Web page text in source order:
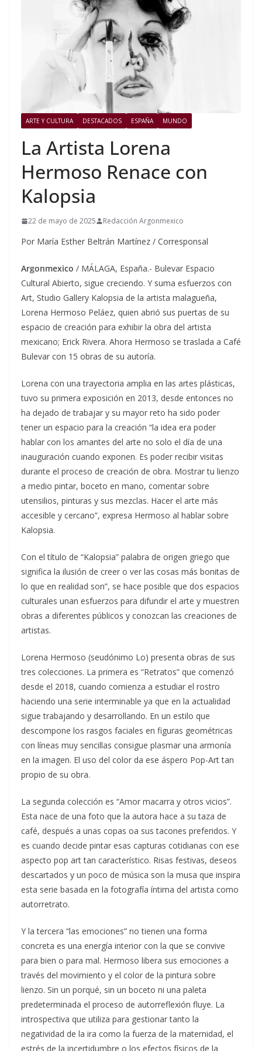
ARTE Y CULTURA DESTACADOS ESPAÑA MUNDO
La Artista Lorena
Hermoso Renace con
Kalopsia
22 de mayo de 2025 Redacción Argonmexico
Por María Esther Beltrán Martínez / Corresponsal
Argonmexico / MÁLAGA, España.- Bulevar Espacio
Cultural Abierto, sigue creciendo. Y suma esfuerzos con
Art, Studio Gallery Kalopsia de la artista malagueña,
Lorena Hermoso Peláez, quien abrió sus puertas de su
espacio de creación para exhibir la obra del artista
mexicano; Erick Rivera. Ahora Hermoso se traslada a Café
Bulevar con 15 obras de su autoría.
Lorena con una trayectoria amplia en las artes plásticas,
tuvo su primera exposición en 2013, desde entonces no
ha dejado de trabajar y su mayor reto ha sido poder
tener un espacio para la creación “la idea era poder
hablar con los amantes del arte no solo el día de una
inauguración cuando exponen. Es poder recibir visitas
durante el proceso de creación de obra. Mostrar tu lienzo
a medio pintar, boceto en mano, comentar sobre
utensilios, pinturas y sus mezclas. Hacer el arte más
accesible y cercano”, expresa Hermoso al hablar sobre
Kalopsia.
Con el título de “Kalopsia” palabra de origen griego que
significa la ilusión de creer o ver las cosas más bonitas de
lo que en realidad son”, se hace posible que dos espacios
culturales unan esfuerzos para difundir el arte y muestren
obras a diferentes públicos y conozcan las creaciones de
artistas.
Lorena Hermoso (seudónimo Lo) presenta obras de sus
tres colecciones. La primera es “Retratos” que comenzó
desde el 2018, cuando comienza a estudiar el rostro
haciendo una serie interminable ya que en la actualidad
sigue trabajando y desarrollando. En un estilo que
descompone los rasgos faciales en figuras geométricas
con líneas muy sencillas consigue plasmar una armonía
en la imagen. El uso del color da ese áspero Pop-Art tan
propio de su obra.
La segunda colección es “Amor macarra y otros vicios”.
Esta nace de una foto que la autora hace a su taza de
café, después a unas copas oa sus tacones preferidos. Y
es cuando decide pintar esas capturas cotidianas con ese
aspecto pop art tan característico. Risas festivas, deseos
descartados y un poco de música son la musa que inspira
esta serie basada en la fotografía íntima del artista como
autorretrato.
Y la tercera “las emociones” no tienen una forma
concreta es una energía interior con la que se convive
para bien o para mal. Hermoso libera sus emociones a
través del movimiento y el color de la pintura sobre
lienzo. Sin un porqué, sin un boceto ni una paleta
predeterminada el proceso de autorreflexión fluye. La
introspectiva que utiliza para gestionar tanto la
negatividad de la ira como la fuerza de la maternidad, el
estrés de la incertidumbre o los efectos físicos de la